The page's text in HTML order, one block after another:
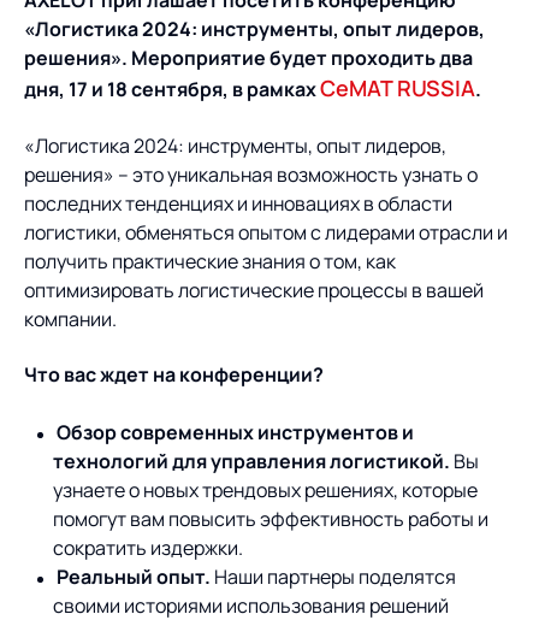
учебных заведений
База знаний
База знаний
«Логистика 2024: инструменты, опыт лидеров,
решения». Мероприятие будет проходить два
дня, 17 и 18 сентября, в рамкахCeMAT RUSSIA.
«Логистика 2024: инструменты, опыт лидеров,
решения» – это уникальная возможность узнать о
последних тенденциях и инновациях в области
логистики, обменяться опытом с лидерами отрасли и
получить практические знания о том, как
оптимизировать логистические процессы в вашей
компании.
Что вас ждет на конференции?
Обзор современных инструментов и
технологий для управления логистикой. Вы
узнаете о новых трендовых решениях, которые
помогут вам повысить эффективность работы и
сократить издержки.
Реальный опыт. Наши партнеры поделятся
своими историями использования решений